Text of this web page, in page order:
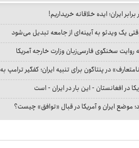
ایران؛ ایده خلاقانه خریداریم!
یک ویدئو به آیینه‌ای از جامعه تبدیل می‌شود
سخنگوی فارسی‌زبان وزارت خارجه آمریکا
در پنتاگون برای تنبیه ایران؛ کفگیر ترامپ
در افغانستان - این بار در ایران - است
موضع ایران و آمریکا در قبال «توافق» چیست؟